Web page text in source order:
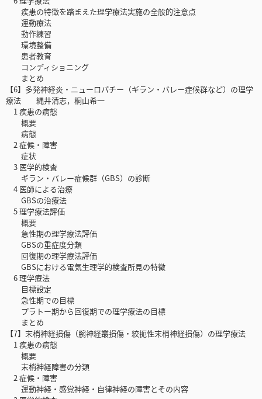
疾患の特徴を踏まえた理学療法実施の全般的注意点
運動療法
動作練習
環境整備
患者教育
コンディショニング
まとめ
【6】多発神経炎・ニューロパチー（ギラン・バレー症候群など）の理学
療法 縄井清志，桐山希一
1 疾患の病態
概要
病態
2 症候・障害
症状
3 医学的検査
ギラン・バレー症候群（GBS）の診断
4 医師による治療
GBSの治療法
5 理学療法評価
概要
急性期の理学療法評価
GBSの重症度分類
回復期の理学療法評価
GBSにおける電気生理学的検査所見の特徴
6 理学療法
目標設定
急性期での目標
プラトー期から回復期での理学療法の目標
まとめ
【7】末梢神経損傷（腕神経叢損傷・絞扼性末梢神経損傷）の理学療法
1 疾患の病態
概要
末梢神経障害の分類
2 症候・障害
運動神経・感覚神経・自律神経の障害とその内容